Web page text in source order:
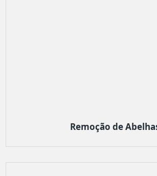
Remoção de